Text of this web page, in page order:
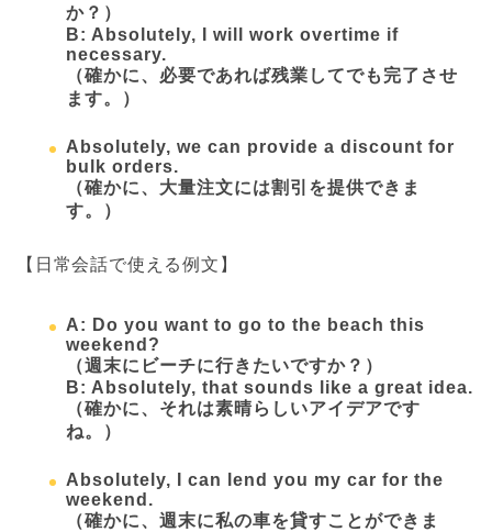
か？）
B: Absolutely, I will work overtime if
necessary.
（確かに、必要であれば残業してでも完了させ
ます。）
Absolutely, we can provide a discount for
bulk orders.
（確かに、大量注文には割引を提供できま
す。）
【日常会話で使える例文】
A: Do you want to go to the beach this
weekend?
（週末にビーチに行きたいですか？）
B: Absolutely, that sounds like a great idea.
（確かに、それは素晴らしいアイデアです
ね。）
Absolutely, I can lend you my car for the
weekend.
（確かに、週末に私の車を貸すことができま